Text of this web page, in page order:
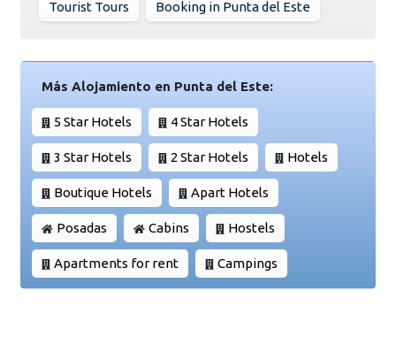
Tourist Tours Booking in Punta del Este
Más Alojamiento en Punta del Este:
5 Star Hotels 4 Star Hotels
3 Star Hotels 2 Star Hotels Hotels
Boutique Hotels Apart Hotels
Posadas Cabins Hostels
Apartments for rent Campings